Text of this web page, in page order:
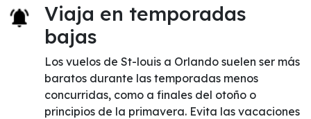
Viaja en temporadas
bajas
Los vuelos de St-louis a Orlando suelen ser más
baratos durante las temporadas menos
concurridas, como a finales del otoño o
principios de la primavera. Evita las vacaciones